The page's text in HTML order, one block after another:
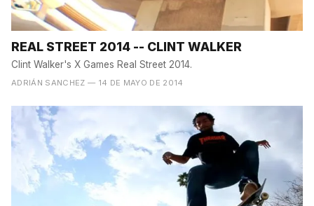
REAL STREET 2014 -- CLINT WALKER
Clint Walker's X Games Real Street 2014.
ADRIÁN SANCHEZ — 14 DE MAYO DE 2014